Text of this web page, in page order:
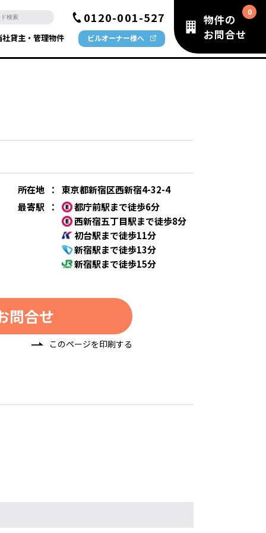
0120-001-527
社貸主・管理物件 ビルオーナー様へ
物件の
お問合せ
所在地 ：
東京都新宿区西新宿4-32-4
最寄駅
：
都庁前駅まで徒歩6分
西新宿五丁目駅まで徒歩8分
初台駅まで徒歩11分
新宿駅まで徒歩13分
新宿駅まで徒歩15分
問合せ
このページを印刷する